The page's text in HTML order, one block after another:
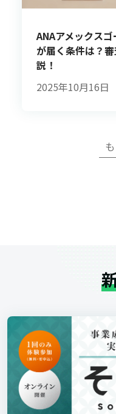
ANAアメックス
が届く条件は？
説！
2025年10月16日